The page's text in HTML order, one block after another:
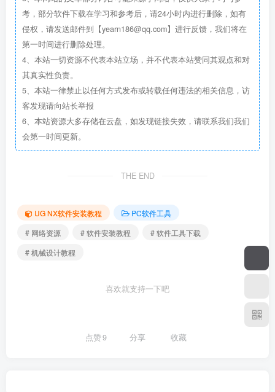
考，部分软件下载在学习和参考后，请24小时内进行删除，如有
侵权，请发送邮件到【yearn186@qq.com】进行反馈，我们将在
第一时间进行删除处理。
4、本站一切资源不代表本站立场，并不代表本站赞同其观点和对
其真实性负责。
5、本站一律禁止以任何方式发布或转载任何违法的相关信息，访
客发现请向站长举报
6、本站资源大多存储在云盘，如发现链接失效，请联系我们我们
会第一时间更新。
THE END
UG NX软件安装教程
PC软件工具
# 网络资源
# 软件安装教程
# 软件工具下载
# 机械设计教程
喜欢就支持一下吧
点赞9 分享 收藏